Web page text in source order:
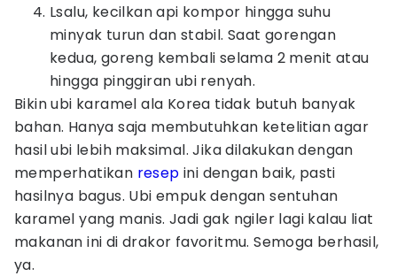
Lsalu, kecilkan api kompor hingga suhu
minyak turun dan stabil. Saat gorengan
kedua, goreng kembali selama 2 menit atau
hingga pinggiran ubi renyah.
Bikin ubi karamel ala Korea tidak butuh banyak
bahan. Hanya saja membutuhkan ketelitian agar
hasil ubi lebih maksimal. Jika dilakukan dengan
memperhatikan resep ini dengan baik, pasti
hasilnya bagus. Ubi empuk dengan sentuhan
karamel yang manis. Jadi gak ngiler lagi kalau liat
makanan ini di drakor favoritmu. Semoga berhasil,
ya.